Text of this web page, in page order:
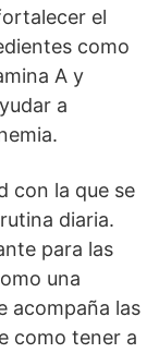
el
como
A y
a
con la que se
diaria.
para las
una
acompaña las
como tener a